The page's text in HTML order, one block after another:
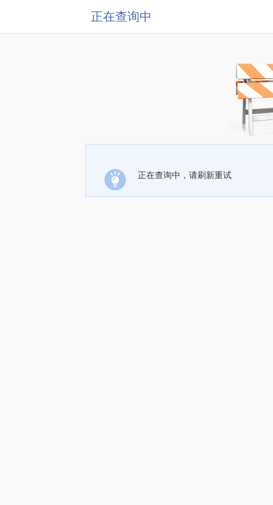
正在查询中
正在查询中，请刷新重试